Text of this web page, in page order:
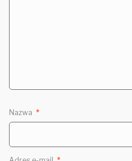
Nazwa *